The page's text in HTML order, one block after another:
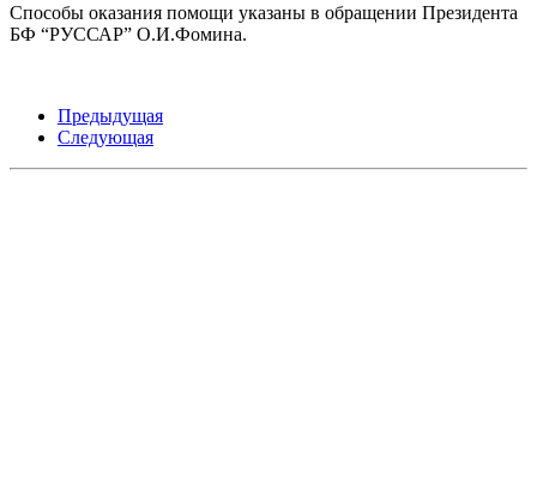
Способы оказания помощи указаны в обращении Президента
БФ “РУССАР” О.И.Фомина.
Предыдущая
Следующая